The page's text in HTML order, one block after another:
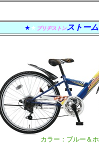
★★ ブリヂストンストー
カラー：ブルー＆